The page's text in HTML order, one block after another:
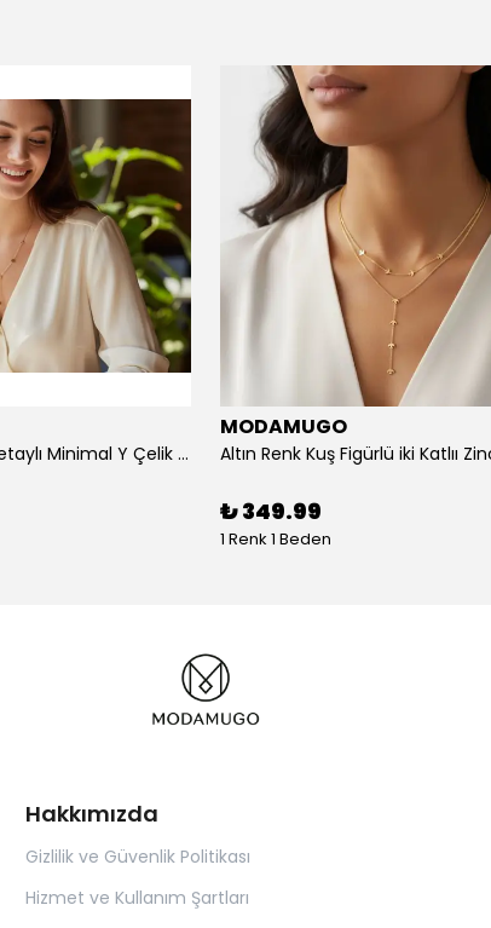
Altın Renk Daire Detaylı Minimal Y Çelik Kolye
MODAMUGO
₺ 349.99
1 Renk 1 Beden
Hakkımızda
Gizlilik ve Güvenlik Politikası
Hizmet ve Kullanım Şartları